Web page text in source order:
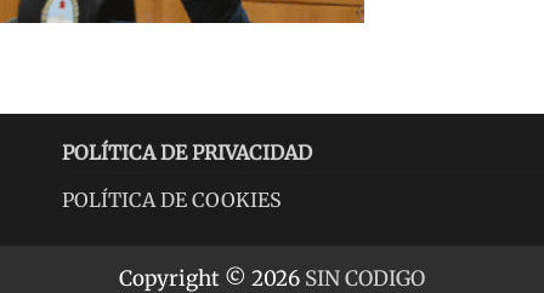
POLÍTICA DE PRIVACIDAD
POLÍTICA DE COOKIES
Copyright © 2026 SIN CODIGO